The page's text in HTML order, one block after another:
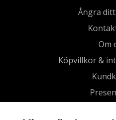
Ångra
Om
Köpvillkor &